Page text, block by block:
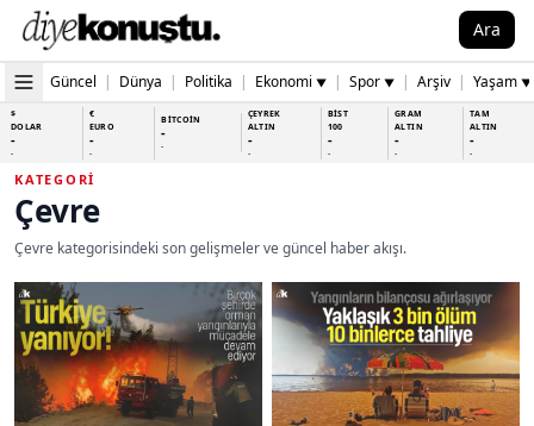
Ara
Güncel | Dünya | Politika | Ekonomi ▼ | Spor ▼ | Arşiv | Yaşam ▼
$
DOLAR
-
-
€
EURO
-
-
BİTCOİN
-
-
ÇEYREK
ALTIN
-
-
BİST
100
-
-
GRAM
ALTIN
-
-
TAM
ALTIN
-
-
KATEGORI
Çevre
Çevre kategorisindeki son gelişmeler ve güncel haber akışı.